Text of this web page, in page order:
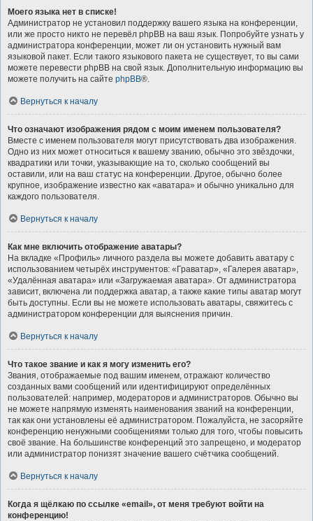
Моего языка нет в списке!
Администратор не установил поддержку вашего языка на конференции,
или же просто никто не перевёл phpBB на ваш язык. Попробуйте узнать у
администратора конференции, может ли он установить нужный вам
языковой пакет. Если такого языкового пакета не существует, то вы сами
можете перевести phpBB на свой язык. Дополнительную информацию вы
можете получить на сайте phpBB®.
Вернуться к началу
Что означают изображения рядом с моим именем пользователя?
Вместе с именем пользователя могут присутствовать два изображения.
Одно из них может относиться к вашему званию, обычно это звёздочки,
квадратики или точки, указывающие на то, сколько сообщений вы
оставили, или на ваш статус на конференции. Другое, обычно более
крупное, изображение известно как «аватара» и обычно уникально для
каждого пользователя.
Вернуться к началу
Как мне включить отображение аватары?
На вкладке «Профиль» личного раздела вы можете добавить аватару с
использованием четырёх инструментов: «Граватар», «Галерея аватар»,
«Удалённая аватара» или «Загружаемая аватара». От администратора
зависит, включена ли поддержка аватар, а также какие типы аватар могут
быть доступны. Если вы не можете использовать аватары, свяжитесь с
администратором конференции для выяснения причин.
Вернуться к началу
Что такое звание и как я могу изменить его?
Звания, отображаемые под вашим именем, отражают количество
созданных вами сообщений или идентифицируют определённых
пользователей: например, модераторов и администраторов. Обычно вы
не можете напрямую изменять наименования званий на конференции,
так как они установлены её администратором. Пожалуйста, не засоряйте
конференцию ненужными сообщениями только для того, чтобы повысить
своё звание. На большинстве конференций это запрещено, и модератор
или администратор понизят значение вашего счётчика сообщений.
Вернуться к началу
Когда я щёлкаю по ссылке «email», от меня требуют войти на
конференцию!